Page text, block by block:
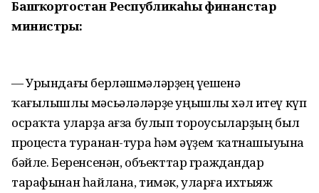
Башҡортостан Республикаһыфинанстар
министры:
— Урындағы берләшмәләрҙең үҫешенә
ҡағылышлы мәсьәләләрҙе уңышлы хәл итеү күп
осраҡта уларҙа ағза булып тороусыларҙың был
процеста туранан-тура һәм әүҙем ҡатнашыуына
бәйле. Беренсенән, объекттар граждандар
тарафынан һайлана, тимәк, уларға ихтыяж